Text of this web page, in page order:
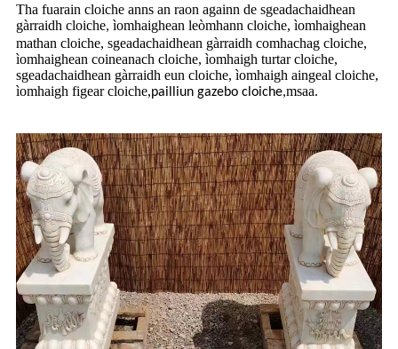
Tha fuarain cloiche anns an raon againn de sgeadachaidhean
gàrraidh cloiche, ìomhaighean leòmhann cloiche, ìomhaighean
mathan cloiche, sgeadachaidhean gàrraidh comhachag cloiche,
ìomhaighean coineanach cloiche, ìomhaigh turtar cloiche,
sgeadachaidhean gàrraidh eun cloiche, ìomhaigh aingeal cloiche,
ìomhaigh figear cloiche,pailliun gazebo cloiche,msaa.